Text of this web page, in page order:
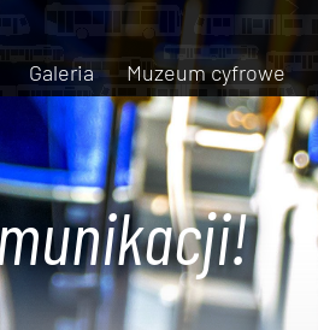
Galeria Muzeum cyfrowe